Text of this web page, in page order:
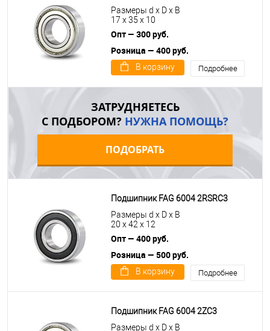
Размеры d x D x B
17 x 35 x 10
Опт — 300 руб.
Розница — 400 руб.
В корзину Подробнее
ЗАТРУДНЯЕТЕСЬ
С ПОДБОРОМ? НУЖНА ПОМОЩЬ?
ПОДОБРАТЬ
Подшипник FAG 6004 2RSRC3
Размеры d x D x B
20 x 42 x 12
Опт — 400 руб.
Розница — 500 руб.
В корзину Подробнее
Подшипник FAG 6004 2ZC3
Размеры d x D x B